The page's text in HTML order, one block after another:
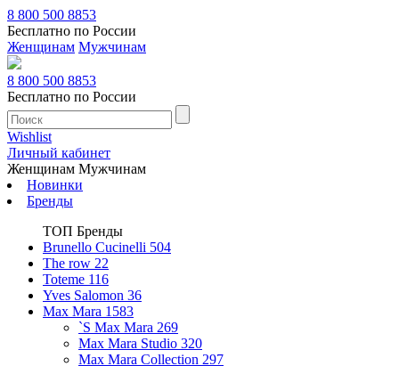
8 800 500 8853
Бесплатно по России
Женщинам Мужчинам
8 800 500 8853
Бесплатно по России
Wishlist
Личный кабинет
Женщинам Мужчинам
Новинки
Бренды
ТОП Бренды
Brunello Cucinelli 504
The row 22
Toteme 116
Yves Salomon 36
Max Mara 1583
`S Max Mara 269
Max Mara Studio 320
Max Mara Collection 297